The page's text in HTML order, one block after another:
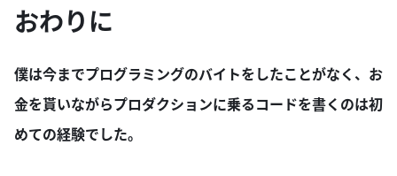
おわりに
僕は今までプログラミングのバイトをしたことがなく、お
金を貰いながらプロダクションに乗るコードを書くのは初
めての経験でした。